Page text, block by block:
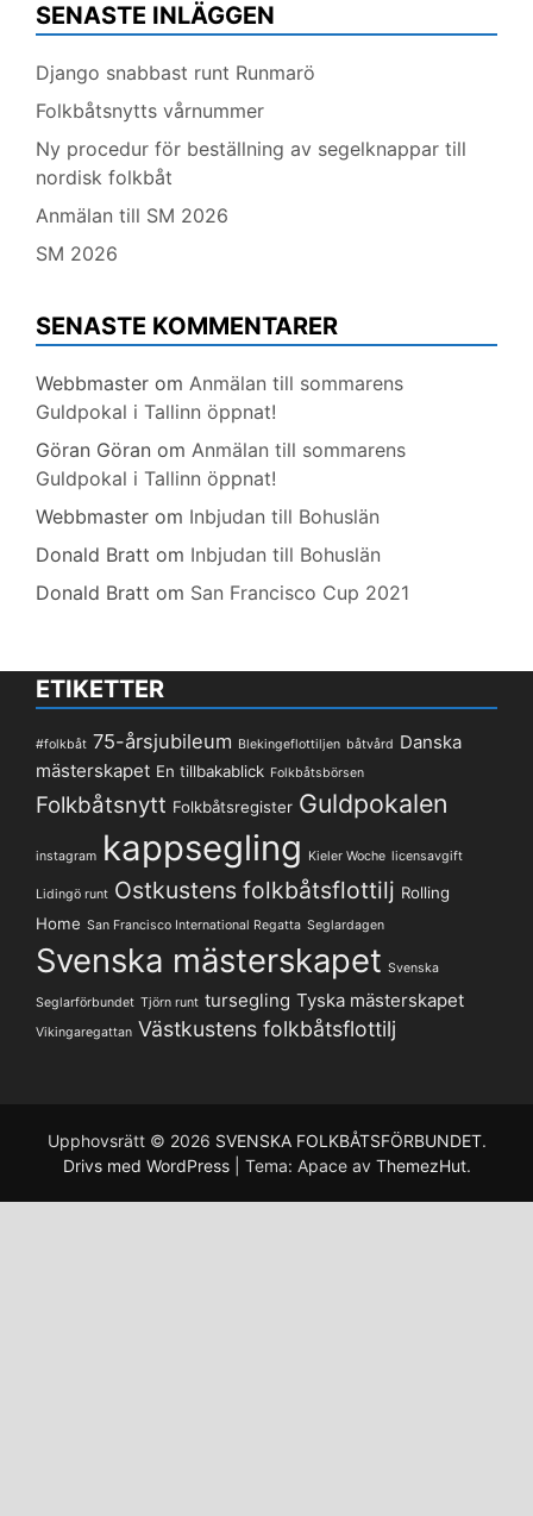
SENASTE INLÄGGEN
Django snabbast runt Runmarö
Folkbåtsnytts vårnummer
Ny procedur för beställning av segelknappar till
nordisk folkbåt
Anmälan till SM 2026
SM 2026
SENASTE KOMMENTARER
Webbmaster om Anmälan till sommarens
Guldpokal i Tallinn öppnat!
Göran Göran om Anmälan till sommarens
Guldpokal i Tallinn öppnat!
Webbmaster om Inbjudan till Bohuslän
Donald Bratt om Inbjudan till Bohuslän
Donald Bratt om San Francisco Cup 2021
ETIKETTER
#folkbåt 75-årsjubileum Blekingeflottiljen båtvård Danska
mästerskapet En tillbakablick Folkbåtsbörsen
Folkbåtsnytt Folkbåtsregister Guldpokalen
instagram kappsegling Kieler Woche licensavgift
Lidingö runt Ostkustens folkbåtsflottilj Rolling
Home San Francisco International Regatta Seglardagen
Svenska mästerskapet Svenska
Seglarförbundet Tjörn runt tursegling Tyska mästerskapet
Vikingaregattan Västkustens folkbåtsflottilj
Upphovsrätt © 2026 SVENSKA FOLKBÅTSFÖRBUNDET.
Drivs med WordPress
Tema: Apace av ThemezHut.